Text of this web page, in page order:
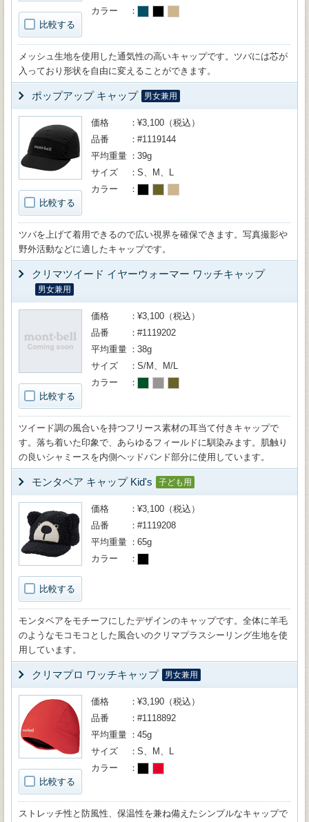
比較する
カラー
メッシュ生地を使用した通気性の高いキャップです。ツバには芯が
入っており形状を自由に変えることができます。
ポップアップ キャップ 男女兼用
比較する
価格
¥3,100（税込）
品番
#1119144
平均重量
39g
サイズ
S、M、L
カラー
ツバを上げて着用できるので広い視界を確保できます。写真撮影や
野外活動などに適したキャップです。
クリマツイード イヤーウォーマー ワッチキャップ
男女兼用
比較する
価格
¥3,100（税込）
品番
#1119202
平均重量
38g
サイズ
S/M、M/L
カラー
ツイード調の風合いを持つフリース素材の耳当て付きキャップで
す。落ち着いた印象で、あらゆるフィールドに馴染みます。肌触り
の良いシャミースを内側ヘッドバンド部分に使用しています。
モンタベア キャップ Kid's 子ども用
比較する
価格
¥3,100（税込）
品番
#1119208
平均重量
65g
カラー
モンタベアをモチーフにしたデザインのキャップです。全体に羊毛
のようなモコモコとした風合いのクリマプラスシーリング生地を使
用しています。
クリマプロ ワッチキャップ 男女兼用
比較する
価格
¥3,190（税込）
品番
#1118892
平均重量
45g
サイズ
S、M、L
カラー
ストレッチ性と防風性、保温性を兼ね備えたシンプルなキャップで